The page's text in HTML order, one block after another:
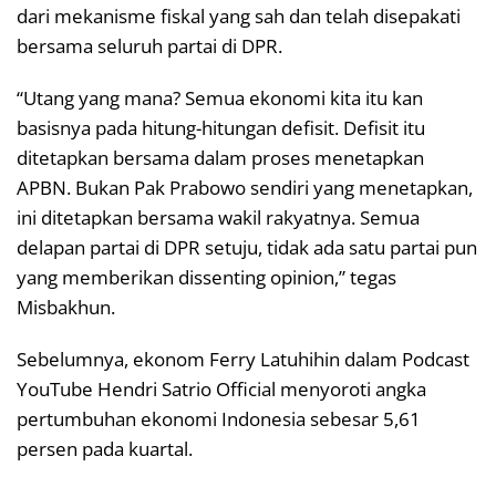
dari mekanisme fiskal yang sah dan telah disepakati
bersama seluruh partai di DPR.
“Utang yang mana? Semua ekonomi kita itu kan
basisnya pada hitung-hitungan defisit. Defisit itu
ditetapkan bersama dalam proses menetapkan
APBN. Bukan Pak Prabowo sendiri yang menetapkan,
ini ditetapkan bersama wakil rakyatnya. Semua
delapan partai di DPR setuju, tidak ada satu partai pun
yang memberikan dissenting opinion,” tegas
Misbakhun.
Sebelumnya, ekonom Ferry Latuhihin dalam Podcast
YouTube Hendri Satrio Official menyoroti angka
pertumbuhan ekonomi Indonesia sebesar 5,61
persen pada kuartal.